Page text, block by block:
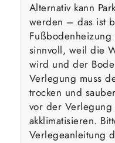
Alternativ kann
werden – das ist
sinnvoll, weil die
wird und der
Verlegung muss
trocken und
vor der Verlegung
akklimatisieren.
Verlegeanleitung